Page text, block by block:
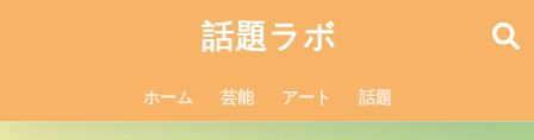
話題ラボ
ホーム 芸能 アート 話題